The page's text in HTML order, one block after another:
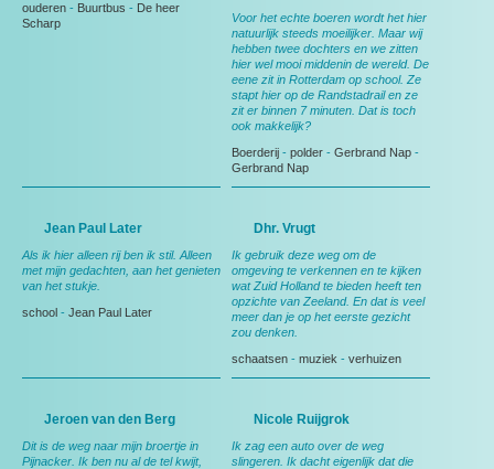
ouderen - Buurtbus - De heer
Scharp
Voor het echte boeren wordt het hier
natuurlijk steeds moeilijker. Maar wij
hebben twee dochters en we zitten
hier wel mooi middenin de wereld. De
eene zit in Rotterdam op school. Ze
stapt hier op de Randstadrail en ze
zit er binnen 7 minuten. Dat is toch
ook makkelijk?
Boerderij - polder - Gerbrand Nap -
Gerbrand Nap
Jean Paul Later
Als ik hier alleen rij ben ik stil. Alleen
met mijn gedachten, aan het genieten
van het stukje.
school - Jean Paul Later
Dhr. Vrugt
Ik gebruik deze weg om de
omgeving te verkennen en te kijken
wat Zuid Holland te bieden heeft ten
opzichte van Zeeland. En dat is veel
meer dan je op het eerste gezicht
zou denken.
schaatsen - muziek - verhuizen
Jeroen van den Berg
Dit is de weg naar mijn broertje in
Pijnacker. Ik ben nu al de tel kwijt,
Nicole Ruijgrok
Ik zag een auto over de weg
slingeren. Ik dacht eigenlijk dat die